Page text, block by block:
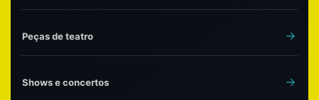
Peças de teatro
Shows e concertos